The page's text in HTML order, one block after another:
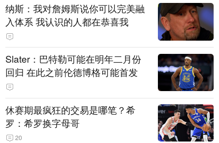
纳斯：我对詹姆斯说你可以完美融
入体系 我认识的人都在恭喜我
Slater：巴特勒可能在明年二月份
回归 在此之前伦德博格可能首发
休赛期最疯狂的交易是哪笔？希
罗：希罗换字母哥
20